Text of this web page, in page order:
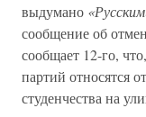
выдумано
сообщение об
сообщает 12-го,
партий относятся
студенчества на